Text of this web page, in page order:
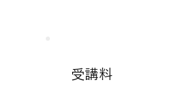
受講料